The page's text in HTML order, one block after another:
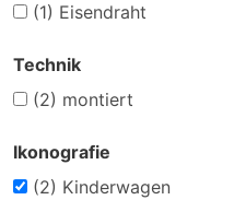
(1) Eisendraht
Technik
(2) montiert
Ikonografie
(2) Kinderwagen